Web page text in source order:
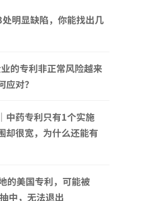
明显缺陷，你能找出几
的专利非正常风险越来
应对？
中药专利只有1个实施
却很宽，为什么还能有
的美国专利，可能被
中，无法退出